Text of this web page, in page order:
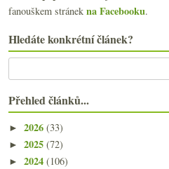
fanouškem stránek na Facebooku.
Hledáte konkrétní článek?
Přehled článků...
► 2026 (33)
► 2025 (72)
► 2024 (106)